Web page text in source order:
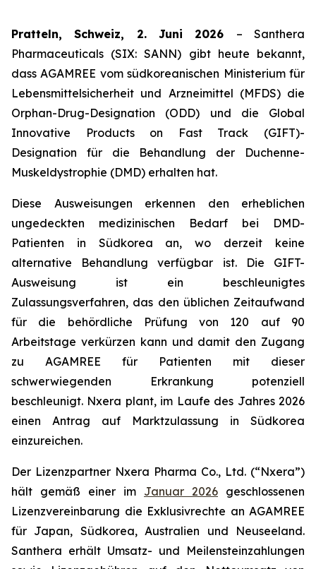
Pratteln, Schweiz, 2. Juni 2026 – Santhera
Pharmaceuticals (SIX: SANN) gibt heute bekannt,
dass AGAMREE vom südkoreanischen Ministerium für
Lebensmittelsicherheit und Arzneimittel (MFDS) die
Orphan-Drug-Designation (ODD) und die Global
Innovative Products on Fast Track (GIFT)-
Designation für die Behandlung der Duchenne-
Muskeldystrophie (DMD) erhalten hat.
Diese Ausweisungen erkennen den erheblichen
ungedeckten medizinischen Bedarf bei DMD-
Patienten in Südkorea an, wo derzeit keine
alternative Behandlung verfügbar ist. Die GIFT-
Ausweisung ist ein beschleunigtes
Zulassungsverfahren, das den üblichen Zeitaufwand
für die behördliche Prüfung von 120 auf 90
Arbeitstage verkürzen kann und damit den Zugang
zu AGAMREE für Patienten mit dieser
schwerwiegenden Erkrankung potenziell
beschleunigt. Nxera plant, im Laufe des Jahres 2026
einen Antrag auf Marktzulassung in Südkorea
einzureichen.
Der Lizenzpartner Nxera Pharma Co., Ltd. (“Nxera”)
hält gemäß einer im Januar 2026 geschlossenen
Lizenzvereinbarung die Exklusivrechte an AGAMREE
für Japan, Südkorea, Australien und Neuseeland.
Santhera erhält Umsatz- und Meilensteinzahlungen